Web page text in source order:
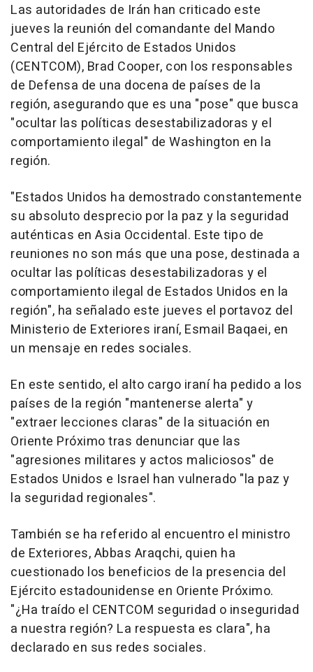
Las autoridades de Irán han criticado este
jueves la reunión del comandante del Mando
Central del Ejército de Estados Unidos
(CENTCOM), Brad Cooper, con los responsables
de Defensa de una docena de países de la
región, asegurando que es una "pose" que busca
"ocultar las políticas desestabilizadoras y el
comportamiento ilegal" de Washington en la
región.
"Estados Unidos ha demostrado constantemente
su absoluto desprecio por la paz y la seguridad
auténticas en Asia Occidental. Este tipo de
reuniones no son más que una pose, destinada a
ocultar las políticas desestabilizadoras y el
comportamiento ilegal de Estados Unidos en la
región", ha señalado este jueves el portavoz del
Ministerio de Exteriores iraní, Esmail Baqaei, en
un mensaje en redes sociales.
En este sentido, el alto cargo iraní ha pedido a los
países de la región "mantenerse alerta" y
"extraer lecciones claras" de la situación en
Oriente Próximo tras denunciar que las
"agresiones militares y actos maliciosos" de
Estados Unidos e Israel han vulnerado "la paz y
la seguridad regionales".
También se ha referido al encuentro el ministro
de Exteriores, Abbas Araqchi, quien ha
cuestionado los beneficios de la presencia del
Ejército estadounidense en Oriente Próximo.
"¿Ha traído el CENTCOM seguridad o inseguridad
a nuestra región? La respuesta es clara", ha
declarado en sus redes sociales.